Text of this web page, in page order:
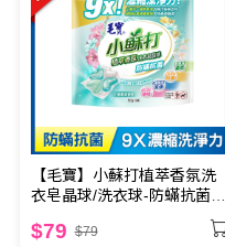
【毛寶】小蘇打植萃香氛洗
衣皂晶球/洗衣球-防蟎抗菌 5
$79 $79